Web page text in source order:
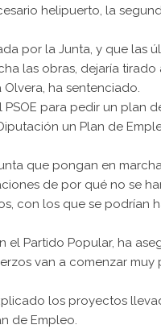
helipuerto, la
por la Junta, y que las
las obras, dejaría tirado
ha sentenciado.
para pedir un plan
un Plan de
que pongan en
de por qué no se
con los que se podrían
Partido Popular, ha
van a comenzar muy
los proyectos
de Empleo.